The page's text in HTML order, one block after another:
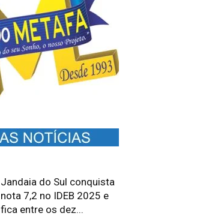
Jandaia do Sul conquista
nota 7,2 no IDEB 2025 e
fica entre os dez...